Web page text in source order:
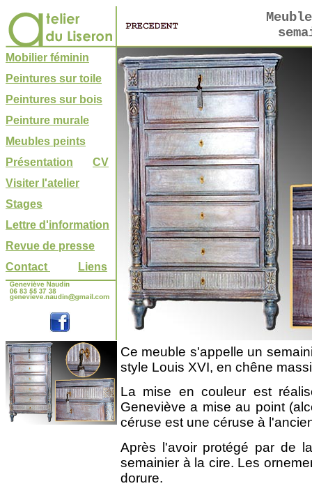
Mobilier féminin
Peintures sur toile
Peintures sur bois
Peinture murale
Meubles peints
Présentation
CV
Visiter l'atelier
Stages
Lettre d'information
Revue de presse
Contact
Liens
Ce meuble s'appelle un
style Louis XVI, en chêne
La mise en couleur est
Geneviève a mise au point
céruse est une céruse à
Après l'avoir protégé par de
semainier à la cire. Les
dorure.